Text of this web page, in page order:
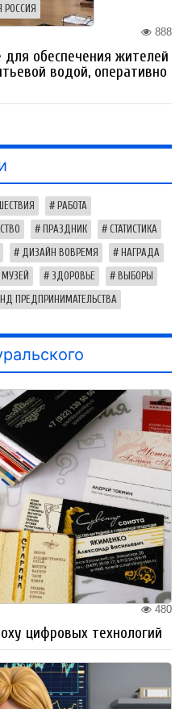
РОССИЯ
888
обеспечения жителей
водой, оперативно
РАБОТА
ПРАЗДНИК СТАТИСТИКА
ДИЗАЙН ВОВРЕМЯ НАГРАДА
МУЗЕЙ ЗДОРОВЬЕ ВЫБОРЫ
ПРЕДПРИНИМАТЕЛЬСТВА
480
цифровых технологий